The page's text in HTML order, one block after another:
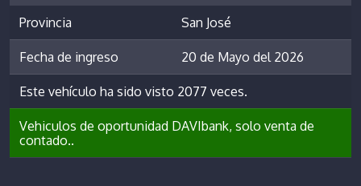
Provincia San José
Fecha de ingreso 20 de Mayo del 2026
Este vehículo ha sido visto 2077 veces.
Vehiculos de oportunidad DAVIbank, solo venta de
contado..